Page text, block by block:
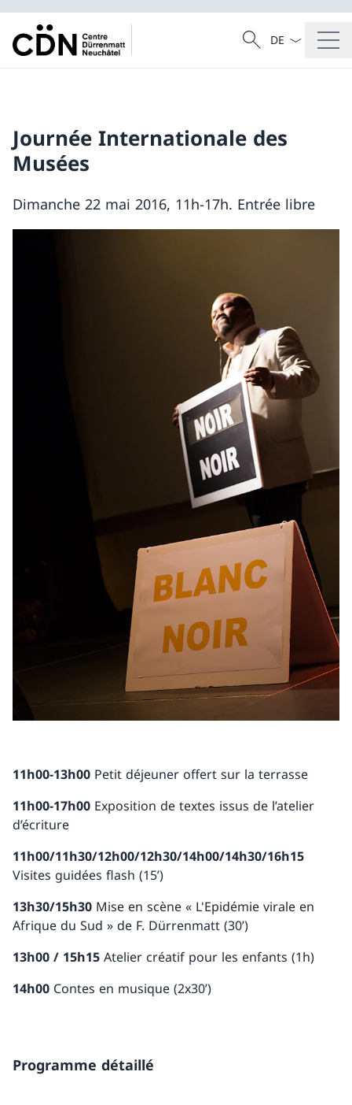
Cercare
Ricerca
Dal menu a
Journée Internationale des
Musées
Dimanche 22 mai 2016, 11h-17h. Entrée libre
11h00-13h00 Petit déjeuner offert sur la terrasse
11h00-17h00 Exposition de textes issus de l’atelier
d’écriture
11h00/11h30/12h00/12h30/14h00/14h30/16h15
Visites guidées flash (15’)
13h30/15h30 Mise en scène « L'Epidémie virale en
Afrique du Sud » de F. Dürrenmatt (30’)
13h00 / 15h15 Atelier créatif pour les enfants (1h)
14h00 Contes en musique (2x30’)
Programme détaillé